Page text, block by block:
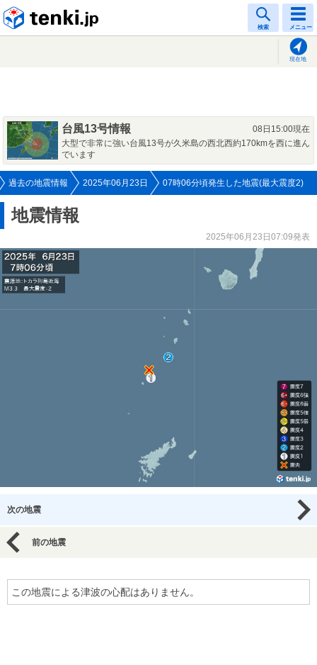
検索 メニュー
現在地
台風13号情報
08日15:00現在
大型で非常に強い台風13号が久米島の西北西約170kmを西に進ん
でいます
過去の地震情報 2025年06月23日 07時06分頃発生した地震(最大震度2)
地震情報
2025年06月23日07:09発表
次の地震
前の地震
この地震による津波の心配はありません。